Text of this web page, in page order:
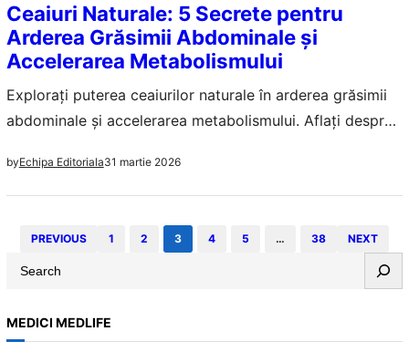
Ceaiuri Naturale: 5 Secrete pentru
Arderea Grăsimii Abdominale și
Accelerarea Metabolismului
Explorați puterea ceaiurilor naturale în arderea grăsimii
abdominale și accelerarea metabolismului. Aflați despre
byEchipa Editoriala31 martie 2026
PREVIOUS 1 2 3 4 5 … 38 NEXT
a
r
MEDICI MEDLIFE